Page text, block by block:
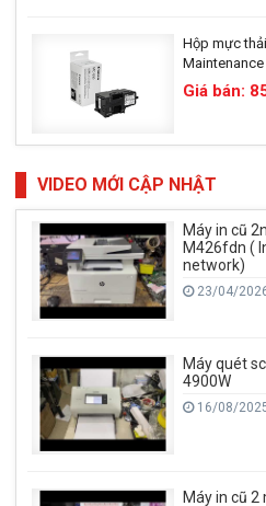
Hộp mực
Giá bán:
VIDEO MỚI CẬP NHẬT
Máy in cũ
M426fdn (
network)
23/04/
Máy quét
4900W
16/08/
Máy in cũ 2